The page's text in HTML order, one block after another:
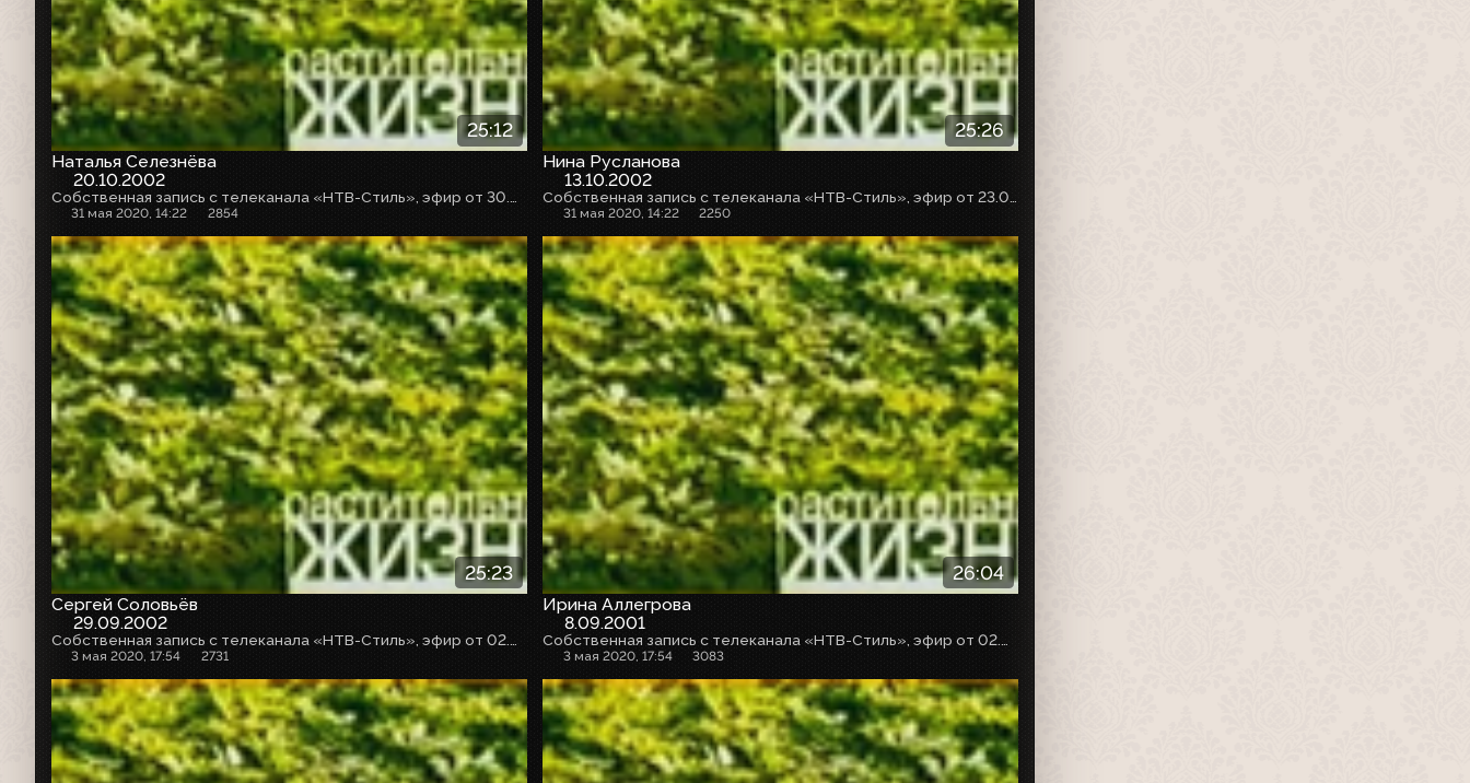
25:12
Наталья Селезнёва
20.10.2002
Собственная запись с телеканала «НТВ-Стиль», эфир от 30.05.2020г.
31 мая 2020, 14:22 2854
25:26
Нина Русланова
13.10.2002
Собственная запись с телеканала «НТВ-Стиль», эфир от 23.05.2020г.
31 мая 2020, 14:22 2250
25:23
Сергей Соловьёв
29.09.2002
3 мая 2020, 17:54 2731
26:04
Ирина Аллегрова
8.09.2001
3 мая 2020, 17:54 3083